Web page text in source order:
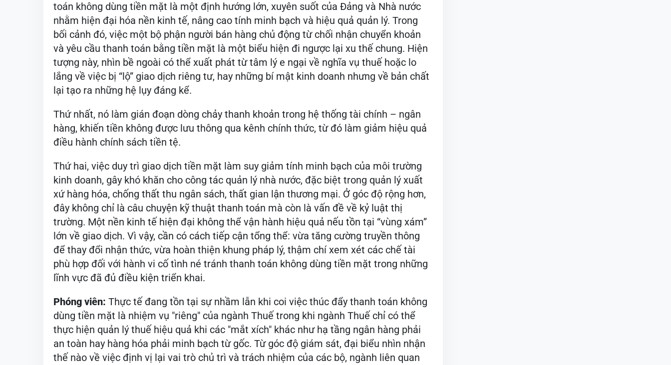
toán không dùng tiền mặt là một định hướng lớn, xuyên suốt của Đảng và Nhà nước
nhằm hiện đại hóa nền kinh tế, nâng cao tính minh bạch và hiệu quả quản lý. Trong
bối cảnh đó, việc một bộ phận người bán hàng chủ động từ chối nhận chuyển khoản
và yêu cầu thanh toán bằng tiền mặt là một biểu hiện đi ngược lại xu thế chung. Hiện
tượng này, nhìn bề ngoài có thể xuất phát từ tâm lý e ngại về nghĩa vụ thuế hoặc lo
lắng về việc bị “lộ” giao dịch riêng tư, hay những bí mật kinh doanh nhưng về bản chất
lại tạo ra những hệ lụy đáng kể.
Thứ nhất, nó làm gián đoạn dòng chảy thanh khoản trong hệ thống tài chính – ngân
hàng, khiến tiền không được lưu thông qua kênh chính thức, từ đó làm giảm hiệu quả
điều hành chính sách tiền tệ.
Thứ hai, việc duy trì giao dịch tiền mặt làm suy giảm tính minh bạch của môi trường
kinh doanh, gây khó khăn cho công tác quản lý nhà nước, đặc biệt trong quản lý xuất
xứ hàng hóa, chống thất thu ngân sách, thất gian lận thương mại. Ở góc độ rộng hơn,
đây không chỉ là câu chuyện kỹ thuật thanh toán mà còn là vấn đề về kỷ luật thị
trường. Một nền kinh tế hiện đại không thể vận hành hiệu quả nếu tồn tại “vùng xám”
lớn về giao dịch. Vì vậy, cần có cách tiếp cận tổng thể: vừa tăng cường truyền thông
để thay đổi nhận thức, vừa hoàn thiện khung pháp lý, thậm chí xem xét các chế tài
phù hợp đối với hành vi cố tình né tránh thanh toán không dùng tiền mặt trong những
lĩnh vực đã đủ điều kiện triển khai.
Phóng viên: Thực tế đang tồn tại sự nhầm lẫn khi coi việc thúc đẩy thanh toán không
dùng tiền mặt là nhiệm vụ "riêng" của ngành Thuế trong khi ngành Thuế chỉ có thể
thực hiện quản lý thuế hiệu quả khi các "mắt xích" khác như hạ tầng ngân hàng phải
an toàn hay hàng hóa phải minh bạch từ gốc. Từ góc độ giám sát, đại biểu nhìn nhận
thế nào về việc định vị lại vai trò chủ trì và trách nhiệm của các bộ, ngành liên quan